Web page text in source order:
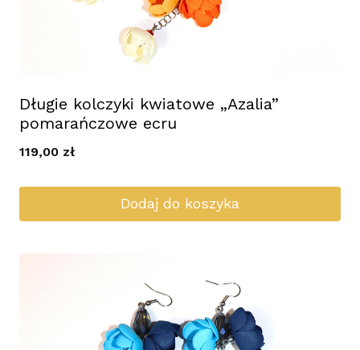
Długie kolczyki kwiatowe „Azalia”
pomarańczowe ecru
119,00 zł
Dodaj do koszyka